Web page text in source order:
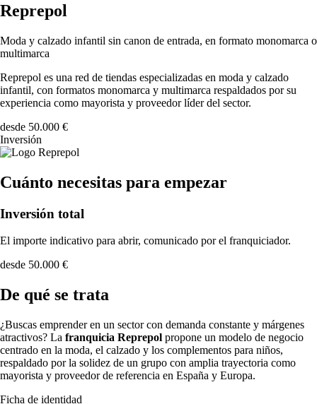
Reprepol
Moda y calzado infantil sin canon de entrada, en formato monomarca o
multimarca
Reprepol es una red de tiendas especializadas en moda y calzado
infantil, con formatos monomarca y multimarca respaldados por su
experiencia como mayorista y proveedor líder del sector.
desde 50.000 €
Inversión
Cuánto necesitas para empezar
Inversión total
El importe indicativo para abrir, comunicado por el franquiciador.
desde 50.000 €
De qué se trata
¿Buscas emprender en un sector con demanda constante y márgenes
atractivos? La franquicia Reprepol propone un modelo de negocio
centrado en la moda, el calzado y los complementos para niños,
respaldado por la solidez de un grupo con amplia trayectoria como
mayorista y proveedor de referencia en España y Europa.
Ficha de identidad